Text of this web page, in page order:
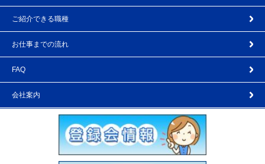
ご紹介できる職種
お仕事までの流れ
FAQ
会社案内